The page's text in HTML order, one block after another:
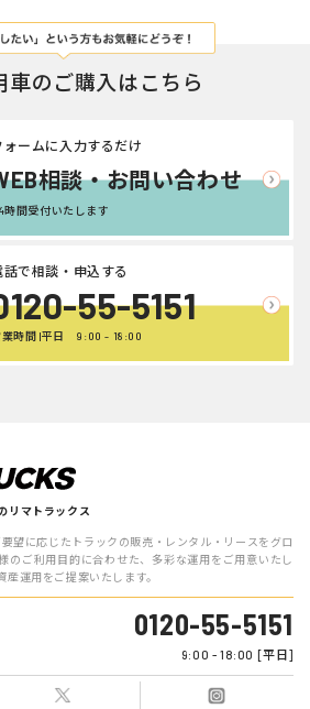
車のご購入はこちら
相談・お問い合わせ
ォームに入力するだけ
時間受付いたします
55-5151
話で相談・申込する
業時間 |平日 9:00 - 18:00
リマトラックス
望に応じたトラックの販売・レンタル・リースをグロ
のご利用目的に合わせた、多彩な運用をご用意いたし
運用をご提案いたします。
0120-55-5151
9:00 - 18:00 [平日]